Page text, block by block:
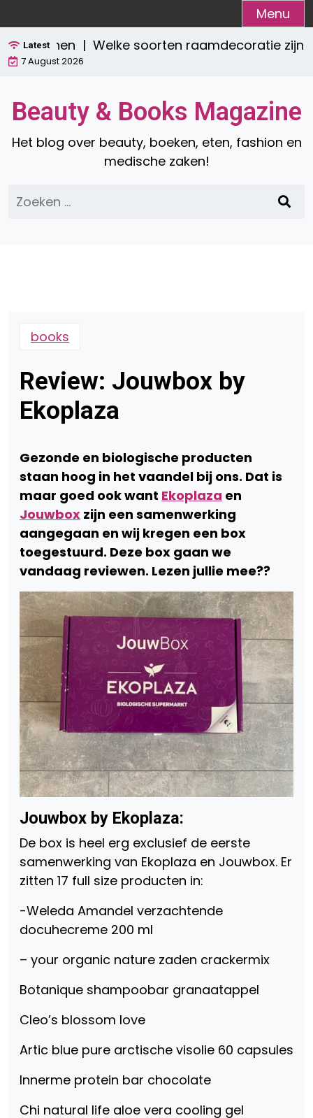
naar
de
inhoud
Menu
LatestWelke soorten raamdecoratie zijn er?
7 August 2026
Beauty & Books Magazine
Het blog over beauty, boeken, eten, fashion en
medische zaken!
Zoeken
naar:
books
Review: Jouwbox by
Ekoplaza
Gezonde en biologische producten
staan hoog in het vaandel bij ons. Dat is
maar goed ook want Ekoplaza en
Jouwbox zijn een samenwerking
aangegaan en wij kregen een box
toegestuurd. Deze box gaan we
vandaag reviewen. Lezen jullie mee??
Jouwbox by Ekoplaza:
De box is heel erg exclusief de eerste
samenwerking van Ekoplaza en Jouwbox. Er
zitten 17 full size producten in:
-Weleda Amandel verzachtende
docuhecreme 200 ml
– your organic nature zaden crackermix
Botanique shampoobar granaatappel
Cleo’s blossom love
Artic blue pure arctische visolie 60 capsules
Innerme protein bar chocolate
Chi natural life aloe vera cooling gel